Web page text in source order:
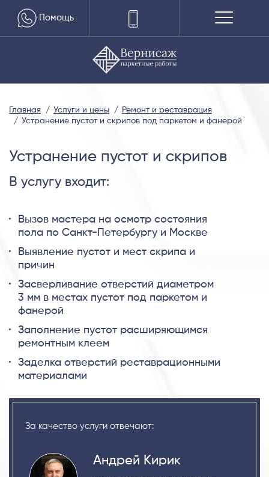
Помощь
Главная Услуги и цены
Ремонт и реставрация
Устранение пустот и скрипов под паркетом и фанерой
Устранение пустот и скрипов
В услугу входит:
Вызов мастера на осмотр состояния
пола по Санкт-Петербургу и Москве
Выявление пустот и мест скрипа и
причин
Засверливание отверстий диаметром
3 мм в местах пустот под паркетом и
фанерой
Заполнение пустот расширяющимся
ремонтным клеем
Заделка отверстий реставрационными
материалами
За качество услуги отвечают:
Андрей Кирик